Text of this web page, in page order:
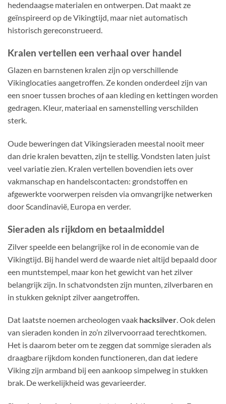
hedendaagse materialen en ontwerpen. Dat maakt ze
geïnspireerd op de Vikingtijd, maar niet automatisch
historisch gereconstrueerd.
Kralen vertellen een verhaal over handel
Glazen en barnstenen kralen zijn op verschillende
Vikinglocaties aangetroffen. Ze konden onderdeel zijn van
een snoer tussen broches of aan kleding en kettingen worden
gedragen. Kleur, materiaal en samenstelling verschilden
sterk.
Oude beweringen dat Vikingsieraden meestal nooit meer
dan drie kralen bevatten, zijn te stellig. Vondsten laten juist
veel variatie zien. Kralen vertellen bovendien iets over
vakmanschap en handelscontacten: grondstoffen en
afgewerkte voorwerpen reisden via omvangrijke netwerken
door Scandinavië, Europa en verder.
Sieraden als rijkdom en betaalmiddel
Zilver speelde een belangrijke rol in de economie van de
Vikingtijd. Bij handel werd de waarde niet altijd bepaald door
een muntstempel, maar kon het gewicht van het zilver
belangrijk zijn. In schatvondsten zijn munten, zilverbaren en
in stukken geknipt zilver aangetroffen.
Dat laatste noemen archeologen vaak hacksilver. Ook delen
van sieraden konden in zo’n zilvervoorraad terechtkomen.
Het is daarom beter om te zeggen dat sommige sieraden als
draagbare rijkdom konden functioneren, dan dat iedere
Viking zijn armband bij een aankoop simpelweg in stukken
brak. De werkelijkheid was gevarieerder.